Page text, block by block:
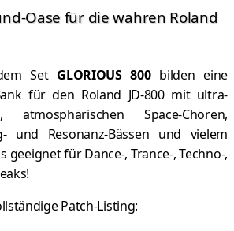
Oase für die wahren Roland
Set GLORIOUS 800bilden eine
für den Roland JD-800 mit ultra-
atmosphärischen Space-Chören,
und Resonanz-Bässen und vielem
geeignet für Dance-, Trance-, Techno-,
Patch-Listing: